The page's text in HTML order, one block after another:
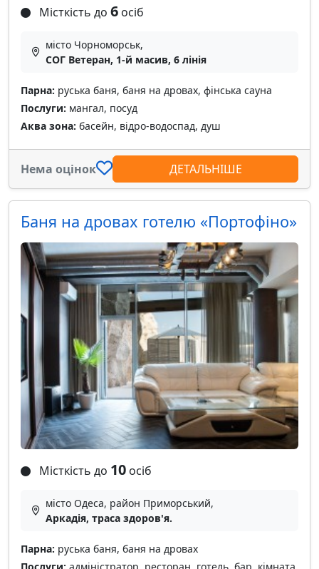
Місткість до 6 осіб
місто Чорноморськ,
СОГ Ветеран, 1-й масив, 6 лінія
Парна: руська баня, баня на дровах, фінська сауна
Послуги: мангал, посуд
Аква зона: басейн, відро-водоспад, душ
Нема оцінок ДЕТАЛЬНІШЕ
Баня на дровах готелю «Портофіно»
Місткість до 10 осіб
місто Одеса, район Приморський,
Аркадія, траса здоров'я.
Парна: руська баня, баня на дровах